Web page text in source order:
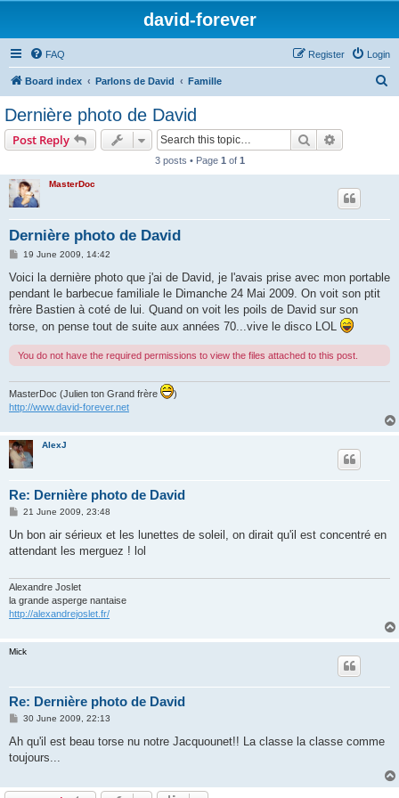
david-forever
FAQ Login
Register
Board index Parlons de David Famille
Dernière photo de David
Post Reply Search
3 posts • Page 1 of 1
MasterDoc
Dernière photo de David
P
s
19 June 2009, 14:42
Voici la dernière photo que j'ai de David, je l'avais prise avec mon portable
pendant le barbecue familiale le Dimanche 24 Mai 2009. On voit son ptit
frère Bastien à coté de lui. Quand on voit les poils de David sur son
torse, on pense tout de suite aux années 70...vive le disco LOL
You do not have the required permissions to view the files attached to this post.
MasterDoc (Julien ton Grand frère
)
http://www.david-forever.net
AlexJ
Re: Dernière photo de David
P
s
21 June 2009, 23:48
Un bon air sérieux et les lunettes de soleil, on dirait qu'il est concentré en
attendant les merguez ! lol
Alexandre Joslet
la grande asperge nantaise
http://alexandrejoslet.fr/
Mick
Re: Dernière photo de David
P
s
30 June 2009, 22:13
Ah qu'il est beau torse nu notre Jacquounet!! La classe la classe comme
toujours...